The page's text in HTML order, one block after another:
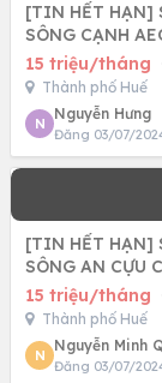
[TIN HẾT HẠN]
SÔNG CẠNH
15 triệu/tháng
Thành phố Huế
N
Nguyễn Hưng
Đăng 03/07/
[TIN HẾT HẠN]
SÔNG AN CỰU
15 triệu/tháng
Thành phố Huế
N
Nguyễn Minh
Đăng 03/07/